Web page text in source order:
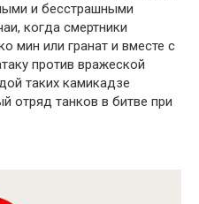
и бесстрашными
когда смертники
мин или гранат и вместе с
против вражеской
таких камикадзе
отряд танков в битве при